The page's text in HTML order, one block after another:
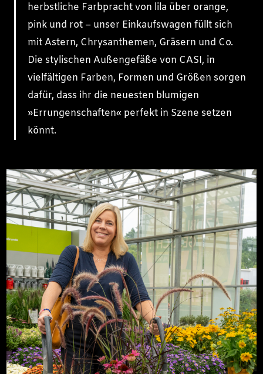
herbstliche Farbpracht von lila über orange,
pink und rot – unser Einkaufswagen füllt sich
mit Astern, Chrysanthemen, Gräsern und Co.
Die stylischen Außengefäße von CASI, in
vielfältigen Farben, Formen und Größen sorgen
dafür, dass ihr die neuesten blumigen
»Errungenschaften« perfekt in Szene setzen
könnt.